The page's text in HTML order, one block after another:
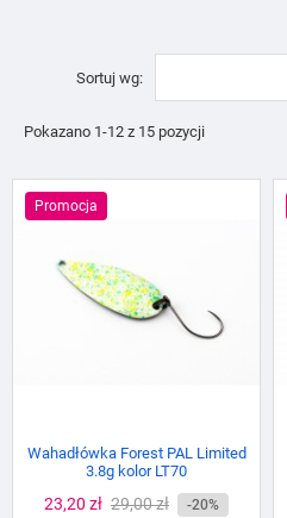
Sortuj wg:
Pokazano 1-12 z 15 pozycji
Promocja
Wahadłówka Forest PAL Limited
3.8g kolor LT70
Cena
23,20 zł Cena
29,00 zł -20%